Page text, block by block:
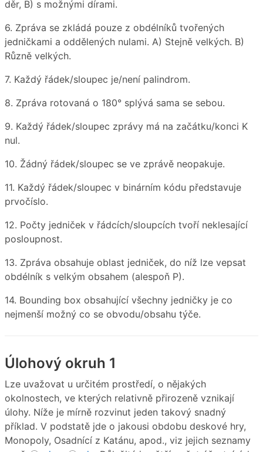
děr, B) s možnými dírami.
6. Zpráva se zkládá pouze z obdélníků tvořených
jedničkami a oddělených nulami. A) Stejně velkých. B)
Různě velkých.
7. Každý řádek/sloupec je/není palindrom.
8. Zpráva rotovaná o 180° splývá sama se sebou.
9. Každý řádek/sloupec zprávy má na začátku/konci K
nul.
10. Žádný řádek/sloupec se ve zprávě neopakuje.
11. Každý řádek/sloupec v binárním kódu představuje
prvočíslo.
12. Počty jedniček v řádcích/sloupcích tvoří neklesající
posloupnost.
13. Zpráva obsahuje oblast jedniček, do níž lze vepsat
obdélník s velkým obsahem (alespoň P).
14. Bounding box obsahující všechny jedničky je co
nejmenší možný co se obvodu/obsahu týče.
Úlohový okruh 1
Lze uvažovat u určitém prostředí, o nějakých
okolnostech, ve kterých relativně přirozeně vznikají
úlohy. Níže je mírně rozvinut jeden takový snadný
příklad. V podstatě jde o jakousi obdobu deskové hry,
Monopoly, Osadnící z Katánu, apod., viz jejich seznamy